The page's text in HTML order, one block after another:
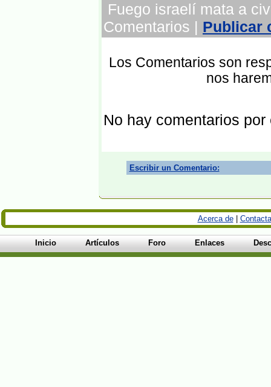
Fuego israelí mata a
Comentarios | Publicar
Los Comentarios son
nos
No hay comentarios por
Escribir un Comentario:
Acerca de|
Inicio Artículos Foro Enlaces